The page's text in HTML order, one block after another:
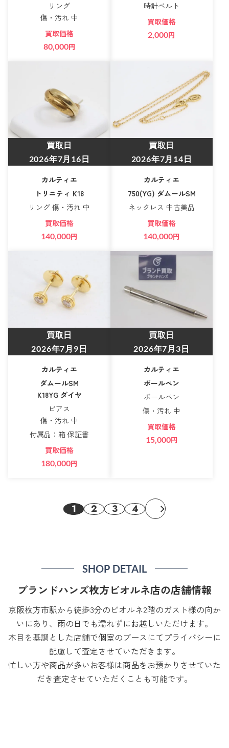
リング
傷・汚れ 中
買取価格
80,000円
時計ベルト
買取価格
2,000円
買取日
2026年7月16日
カルティエ
トリニティ K18
リング 傷・汚れ 中
買取価格
140,000円
買取日
2026年7月14日
カルティエ
750(YG) ダムールSM
ネックレス 中古美品
買取価格
140,000円
買取日
2026年7月9日
カルティエ
ダムールSM
K18YG ダイヤ
ピアス
傷・汚れ 中
付属品：箱 保証書
買取価格
180,000円
買取日
2026年7月3日
カルティエ
ボールペン
ボールペン
傷・汚れ 中
買取価格
15,000円
1 2 3 4
SHOP DETAIL
ブランドハンズ枚方ビオルネ店の店舗情報
京阪枚方市駅から徒歩3分のビオルネ2階のガスト様の向か
いにあり、雨の日でも濡れずにお越しいただけます。
木目を基調とした店舗で個室のブースにてプライバシーに
配慮して査定させていただきます。
忙しい方や商品が多いお客様は商品をお預かりさせていた
だき査定させていただくことも可能です。